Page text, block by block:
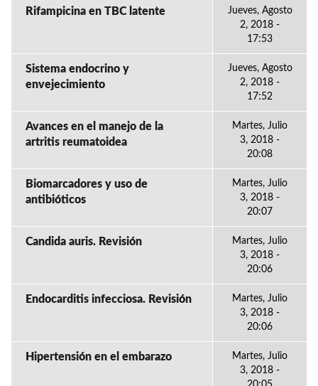
Rifampicina en TBC latente
Jueves, Agosto
2, 2018 -
17:53
Sistema endocrino y
envejecimiento
Jueves, Agosto
2, 2018 -
17:52
Avances en el manejo de la
artritis reumatoidea
Martes, Julio
3, 2018 -
20:08
Biomarcadores y uso de
antibióticos
Martes, Julio
3, 2018 -
20:07
Candida auris. Revisión
Martes, Julio
3, 2018 -
20:06
Endocarditis infecciosa. Revisión
Martes, Julio
3, 2018 -
20:06
Hipertensión en el embarazo
Martes, Julio
3, 2018 -